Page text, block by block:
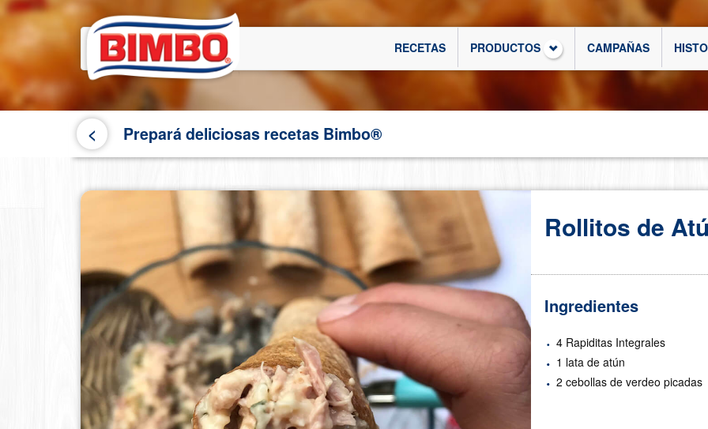
Pasar
contenido
principal
RECETAS PRODUCTOS CAMPAÑAS
< Prepará deliciosas recetas Bimbo®
Rollitos de
Ingredientes
4 Rapiditas Integrales
1 lata de atún
2 cebollas de verdeo picadas